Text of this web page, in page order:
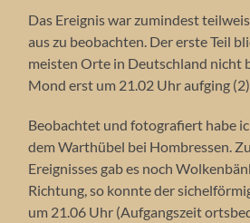
Das Ereignis war zumindest
aus zu beobachten. Der erste Teil
meisten Orte in Deutschland nicht
Mond erst um 21.02 Uhr aufging (2).
Beobachtet und fotografiert habe
dem Warthübel bei Hombressen.
Ereignisses gab es noch
Richtung, so konnte der
um 21.06 Uhr (Aufgangszeit